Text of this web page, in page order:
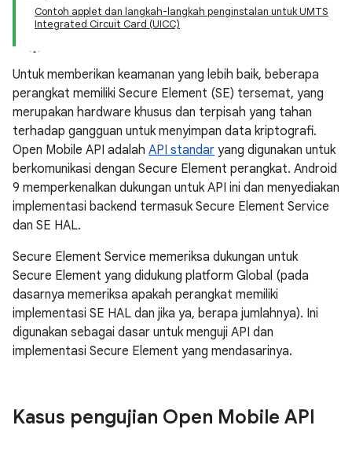
Contoh applet dan langkah-langkah penginstalan untuk UMTS
Integrated Circuit Card (UICC)
Untuk memberikan keamanan yang lebih baik, beberapa
perangkat memiliki Secure Element (SE) tersemat, yang
merupakan hardware khusus dan terpisah yang tahan
terhadap gangguan untuk menyimpan data kriptografi.
Open Mobile API adalah API standar yang digunakan untuk
berkomunikasi dengan Secure Element perangkat. Android
9 memperkenalkan dukungan untuk API ini dan menyediakan
implementasi backend termasuk Secure Element Service
dan SE HAL.
Secure Element Service memeriksa dukungan untuk
Secure Element yang didukung platform Global (pada
dasarnya memeriksa apakah perangkat memiliki
implementasi SE HAL dan jika ya, berapa jumlahnya). Ini
digunakan sebagai dasar untuk menguji API dan
implementasi Secure Element yang mendasarinya.
Kasus pengujian Open Mobile API